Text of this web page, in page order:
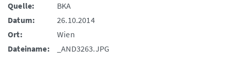
Quelle:
BKA
Datum:
26.10.2014
Ort:
Wien
Dateiname:
_AND3263.JPG